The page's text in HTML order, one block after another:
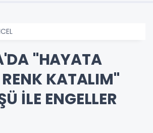
"HAYATA
KATALIM"
İLE ENGELLER